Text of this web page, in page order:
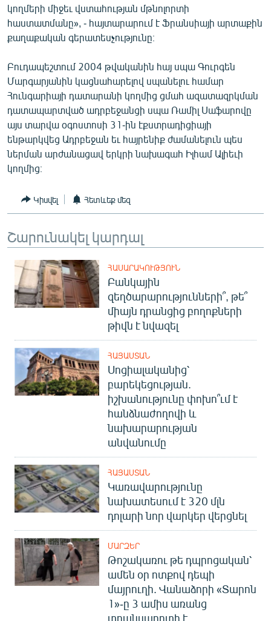
ՁԳՏԵԼՈՎ ԼԱՎԱԳՈՒՅՆԻՆ
ՓՈԴՔԱՍԹ
Հայերեն
English
Русский
ՀԵՏԵՎԵՔ ՄԵԶ
կողմերի միջեւ վստահության մթնոլորտի
հաստատմանը», - հայտարարում է Ֆրանսիայի արտաքին
քաղաքական գերատեսչությունը։
Բուդապեշտում 2004 թվականին հայ սպա Գուրգեն
Մարգարյանին կացնահարելով սպանելու համար
Հունգարիայի դատարանի կողմից ցմահ ազատազրկման
դատապարտված ադրբեջանցի սպա Ռամիլ Սաֆարովը
այս տարվա օգոստոսի 31-ին էքստրադիցիայի
ենթարկվեց Ադրբեջան եւ հայրենիք ժամանելուն պես
ներման արժանացավ երկրի նախագահ Իլհամ Ալիեւի
կողմից։
Կիսվել Հետևեք մեզ
Շարունակել կարդալ
ՀԱՍԱՐԱԿՈՒԹՅՈՒՆ
Բանկային
զեղծարարությունների՞, թե՞
միայն դրանցից բողոքների
թիվն է նվազել
ՀԱՅԱՍՏԱՆ
Սոցիալականից՝
բարեկեցության.
իշխանությունը փոխո՞ւմ է
հանձնաժողովի և
նախարարության
անվանումը
ՀԱՅԱՍՏԱՆ
Կառավարությունը
նախատեսում է 320 մլն
դոլարի նոր վարկեր վերցնել
ՄԱՐԶԵՐ
Թոշակառու թե դպրոցական՝
ամեն օր ոտքով դեպի
մայրուղի. Վանաձորի «Տարոն
1»-ը 3 ամիս առանց
տրանսպորտի է